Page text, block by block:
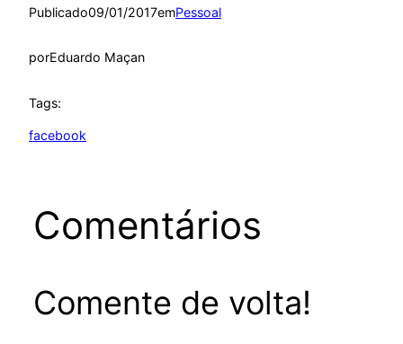
Publicado09/01/2017emPessoal
porEduardo Maçan
Tags:
facebook
Comentários
Comente de volta!